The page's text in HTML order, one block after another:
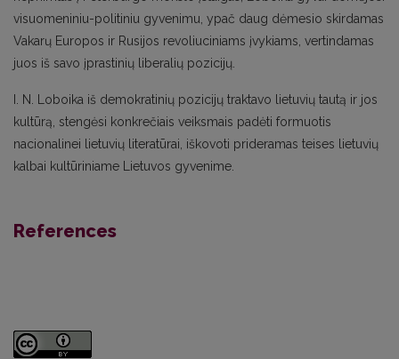
visuomeniniu-politiniu gyvenimu, ypač daug dėmesio skirdamas
Vakarų Europos ir Rusijos revoliuciniams įvykiams, vertindamas
juos iš savo įprastinių liberalių pozicijų.
I. N. Loboika iš demokratinių pozicijų traktavo lietuvių tautą ir jos
kultūrą, stengėsi konkrečiais veiksmais padėti formuotis
nacionalinei lietuvių literatūrai, iškovoti prideramas teises lietuvių
kalbai kultūriniame Lietuvos gyvenime.
References